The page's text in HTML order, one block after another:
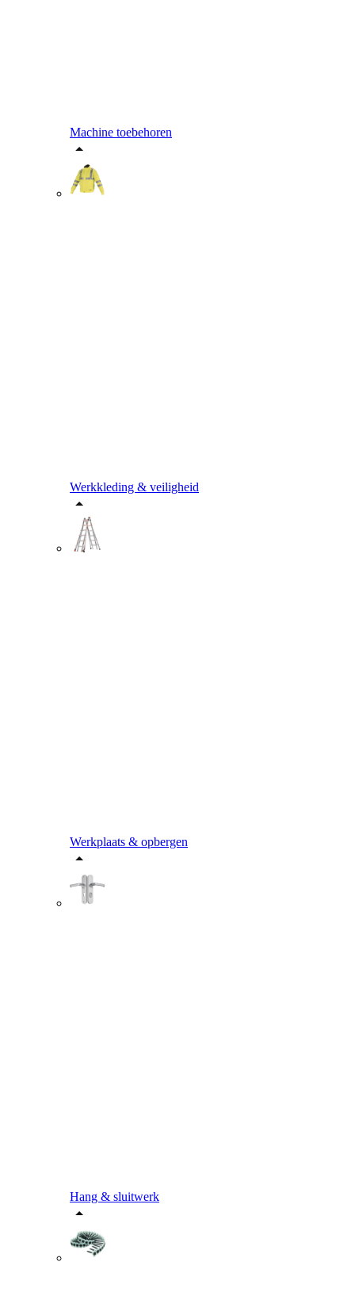
Machine toebehoren
Werkkleding & veiligheid
Werkplaats & opbergen
Hang & sluitwerk